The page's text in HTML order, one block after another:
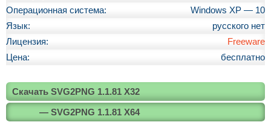
Операционная система:
Windows XP — 10
Язык:
русского нет
Лицензия:
Freeware
Цена:
бесплатно
Скачать SVG2PNG 1.1.81 X32
— SVG2PNG 1.1.81 X64